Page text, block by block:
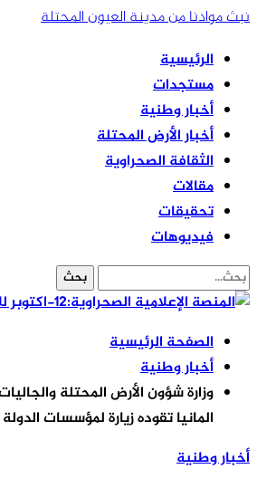
نبث موادنا من مدينة العيون المحتلة
الرئيسية
مستجدات
أخبار وطنية
أخبار الأرض المحتلة
الثقافة الصحراوية
مقالات
تحقيقات
فيديوهات
الصفحة الرئيسية
أخبار وطنية
وزارة شؤون الأرض المحتلة
المانيا تقوده زيارة لمؤسسات
أخبار وطنية